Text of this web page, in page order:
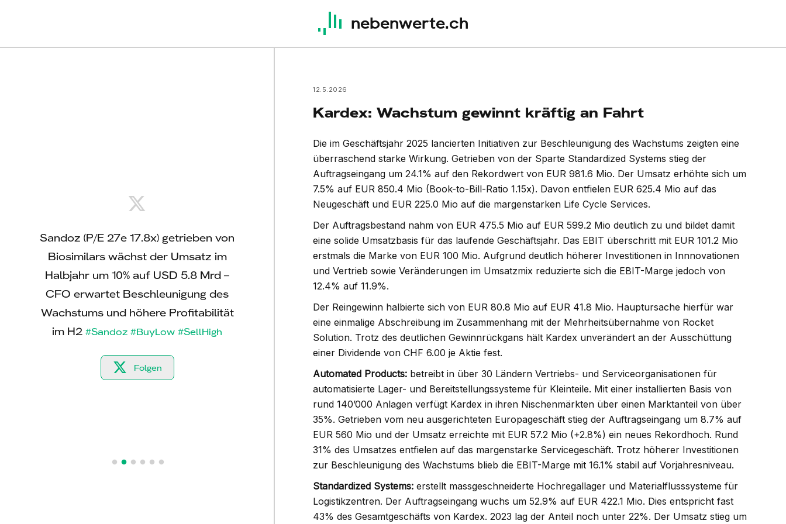
nebenwerte.ch
Sandoz (P/E 27e 17.8x) getrieben von
Biosimilars wächst der Umsatz im
Halbjahr um 10% auf USD 5.8 Mrd –
CFO erwartet Beschleunigung des
Wachstums und höhere Profitabilität
im H2 #Sandoz #BuyLow #SellHigh
Folgen
Zehnder (P/E 27e 13.3x) steigert
Umsatz und Profitabilität im ersten
Halbjahr – bestätigt die Mitelfristziele
mit einem jährlichen
Umsatzwachstum von rund 5% und
einer EBIT-Marge von 9-15%#Zehnder
#BuyLow #SellHigh
Folgen
Kardex (P/E 27e 22.6) steigert den
Umsatz im ersten Halbjahr um 6% auf
EUR 440.5 Mio und den
571.5 Mio - hält aufgrund des
rekordhohen Auftragsbestands an
den ambitiösen Wachstumszielen für
das laufende Jahr fest
#Kardex
#BuyLow #SellHigh
Folgen
Sika (P/E 26e) kehrt im
Wachstum zurück - erhöht
Gesamtjahr die
12.5.2026
Kardex: Wachstum gewinnt kräftig an Fahrt
Die im Geschäftsjahr 2025 lancierten Initiativen zur Beschleunigung des Wachstums zeigten eine
überraschend starke Wirkung. Getrieben von der Sparte Standardized Systems stieg der
Auftragseingang um 24.1% auf den Rekordwert von EUR 981.6 Mio. Der Umsatz erhöhte sich um
7.5% auf EUR 850.4 Mio (Book-to-Bill-Ratio 1.15x). Davon entfielen EUR 625.4 Mio auf das
Neugeschäft und EUR 225.0 Mio auf die margenstarken Life Cycle Services.
Der Auftragsbestand nahm von EUR 475.5 Mio auf EUR 599.2 Mio deutlich zu und bildet damit
eine solide Umsatzbasis für das laufende Geschäftsjahr. Das EBIT überschritt mit EUR 101.2 Mio
erstmals die Marke von EUR 100 Mio. Aufgrund deutlich höherer Investitionen in Innnovationen
und Vertrieb sowie Veränderungen im Umsatzmix reduzierte sich die EBIT-Marge jedoch von
12.4% auf 11.9%.
Der Reingewinn halbierte sich von EUR 80.8 Mio auf EUR 41.8 Mio. Hauptursache hierfür war
eine einmalige Abschreibung im Zusammenhang mit der Mehrheitsübernahme von Rocket
Solution. Trotz des deutlichen Gewinnrückgans hält Kardex unverändert an der Ausschüttung
einer Dividende von CHF 6.00 je Aktie fest.
Automated Products: betreibt in über 30 Ländern Vertriebs- und Serviceorganisationen für
automatisierte Lager- und Bereitstellungssysteme für Kleinteile. Mit einer installierten Basis von
rund 140’000 Anlagen verfügt Kardex in ihren Nischenmärkten über einen Marktanteil von über
35%. Getrieben vom neu ausgerichteten Europageschäft stieg der Auftragseingang um 8.7% auf
EUR 560 Mio und der Umsatz erreichte mit EUR 57.2 Mio (+2.8%) ein neues Rekordhoch. Rund
31% des Umsatzes entfielen auf das margenstarke Servicegeschäft. Trotz höherer Investitionen
zur Beschleunigung des Wachstums blieb die EBIT-Marge mit 16.1% stabil auf Vorjahresniveau.
Standardized Systems: erstellt massgeschneiderte Hochregallager und Materialflusssysteme für
Logistikzentren. Der Auftragseingang wuchs um 52.9% auf EUR 422.1 Mio. Dies entspricht fast
43% des Gesamtgeschäfts von Kardex. 2023 lag der Anteil noch unter 22%. Der Umsatz stieg um